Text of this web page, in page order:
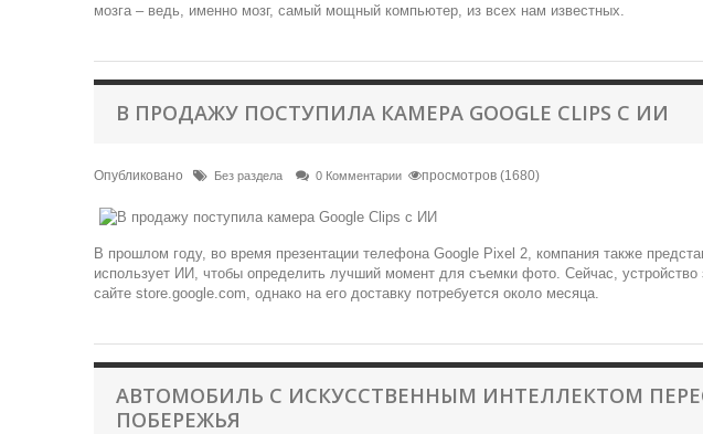
мозга – ведь, именно мозг, самый мощный компьютер, из всех нам известных.
В ПРОДАЖУ ПОСТУПИЛА КАМЕРА GOOGLE CLIPS С ИИ
Опубликовано Без раздела 0 Комментарии просмотров (1680)
В прошлом году, во время презентации телефона Google Pixel 2, компания также
использует ИИ, чтобы определить лучший момент для съемки фото. Сейчас,
сайте store.google.com, однако на его доставку потребуется около месяца.
АВТОМОБИЛЬ С ИСКУССТВЕННЫМ ИНТЕЛЛЕКТОМ
ПОБЕРЕЖЬЯ